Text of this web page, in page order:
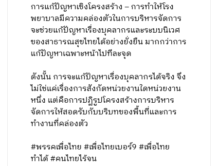
การแก้ปัญหาเชิงโครงสร้าง – การทำให้โรง
พยาบาลมีความคล่องตัวในการบริหารจัดการ
จะช่วยแก้ปัญหาเรื่องบุคลากรและระบบนิเวศ
ของสาธารณสุขไทยได้อย่างยั่งยืน มากกว่าการ
แก้ปัญหาเฉพาะหน้าไปทีละจุด
ดังนั้น การจะแก้ปัญหาเรื่องบุคลากรได้จริง จึง
ไม่ใช่แค่เรื่องการสังกัดหน่วยงานใดหน่วยงาน
หนึ่ง แต่คือการปฏิรูปโครงสร้างการบริหาร
จัดการให้สอดรับกับบริบทของพื้นที่และการ
ทำงานที่คล่องตัว
#พรรคเพื่อไทย #เพื่อไทยเบอร์9 #เพื่อไทย
ทำได้ #คนไทยไร้จน